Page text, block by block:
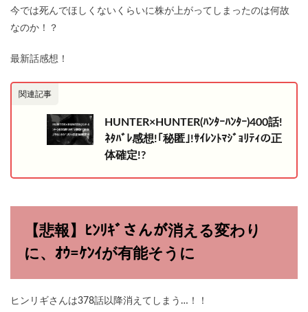
今では死んでほしくないくらいに株が上がってしまったのは何故
なのか！？
最新話感想！
関連記事
HUNTER×HUNTER(ﾊﾝﾀｰﾊﾝﾀｰ)400話!
ﾈﾀﾊﾞﾚ感想!｢秘匿｣!ｻｲﾚﾝﾄﾏｼﾞｮﾘﾃｨの正
体確定!?
【悲報】ﾋﾝﾘｷﾞさんが消える変わり
に、ｵｳ=ｹﾝｲが有能そうに
ヒンリギさんは378話以降消えてしまう…！！